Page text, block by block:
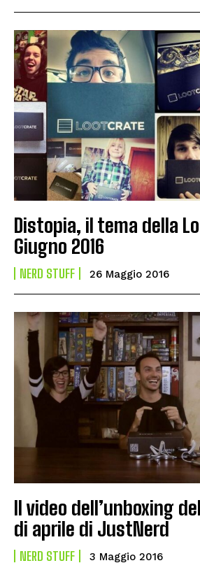
Distopia, il tema della
Giugno 2016
NERD STUFF 26 Maggio 2016
Il video dell’unboxing
di aprile di JustNerd
NERD STUFF 3 Maggio 2016